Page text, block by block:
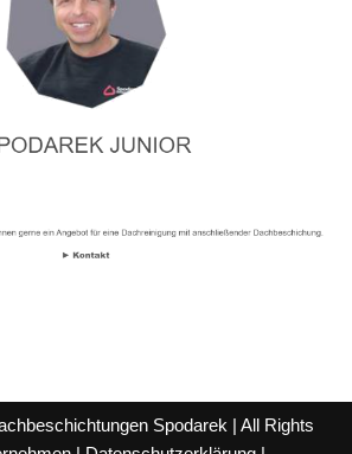
Spodarek | All Rights